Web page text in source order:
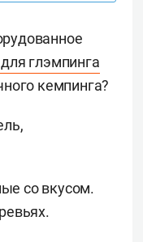
глэмпинга
кемпинга?
со вкусом.